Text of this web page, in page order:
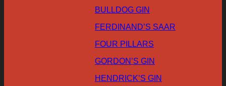
BULLDOG GIN
FERDINAND’S SAAR
FOUR PILLARS
GORDON’S GIN
HENDRICK’S GIN